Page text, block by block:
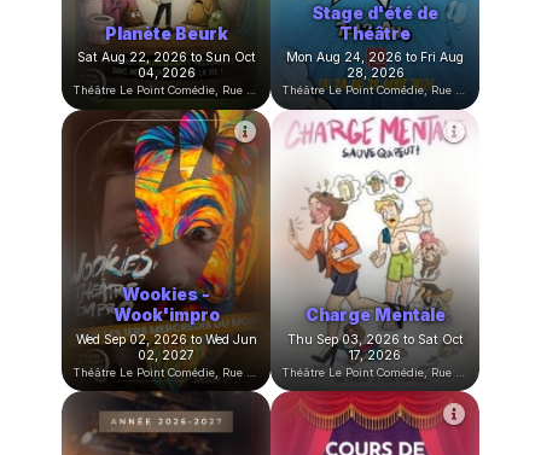
Planète Beurk
Sat Aug 22, 2026 to Sun Oct
04, 2026
Théâtre Le Point Comédie, Rue Sainte-Ursule, Montpellier, France
Stage d'été de
Théâtre
Mon Aug 24, 2026 to Fri Aug
28, 2026